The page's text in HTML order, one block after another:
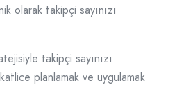
olarak takipçi sayınızı
takipçi sayınızı
planlamak ve uygulamak